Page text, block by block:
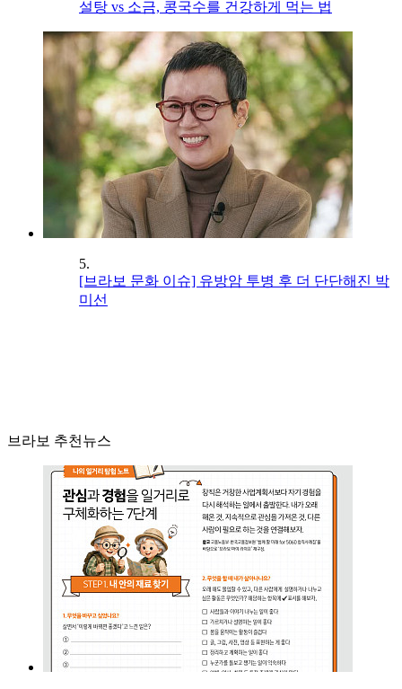
설탕 vs 소금, 콩국수를 건강하게 먹는 법
5.
[브라보 문화 이슈] 유방암 투병 후 더 단단해진 박
미선
브라보 추천뉴스